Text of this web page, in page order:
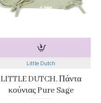
Little Dutch
LITTLE DUTCH. Πάντα
κούνιας Pure Sage